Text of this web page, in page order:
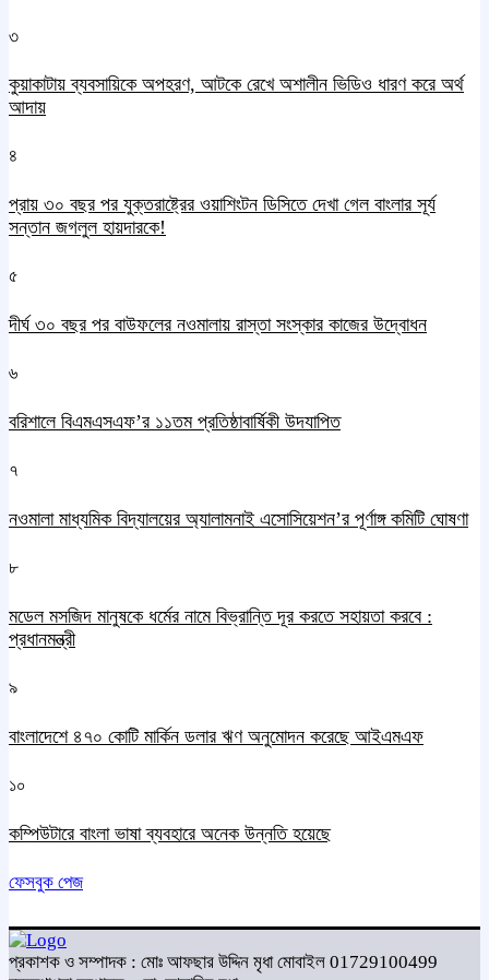
৩
কুয়াকাটায় ব্যবসায়িকে অপহরণ, আটকে রেখে অশালীন ভিডিও ধারণ করে অর্থ
আদায়
৪
প্রায় ৩০ বছর পর যুক্তরাষ্ট্রের ওয়াশিংটন ডিসিতে দেখা গেল বাংলার সূর্য
সন্তান জগলুল হায়দারকে!
৫
দীর্ঘ ৩০ বছর পর বাউফলের নওমালায় রাস্তা সংস্কার কাজের উদ্বোধন
৬
বরিশালে বিএমএসএফ’র ১১তম প্রতিষ্ঠাবার্ষিকী উদযাপিত
৭
নওমালা মাধ্যমিক বিদ্যালয়ের অ্যালামনাই এসোসিয়েশন’র পূর্ণাঙ্গ কমিটি ঘোষণা
৮
মডেল মসজিদ মানুষকে ধর্মের নামে বিভ্রান্তি দূর করতে সহায়তা করবে :
প্রধানমন্ত্রী
৯
বাংলাদেশে ৪৭০ কোটি মার্কিন ডলার ঋণ অনুমোদন করেছে আইএমএফ
১০
কম্পিউটারে বাংলা ভাষা ব্যবহারে অনেক উন্নতি হয়েছে
ফেসবুক পেজ
প্রকাশক ও সম্পাদক : মোঃ আফছার উদ্দিন মৃধা মোবাইল 01729100499